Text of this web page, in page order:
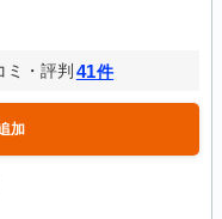
ミ・評判 41件
加